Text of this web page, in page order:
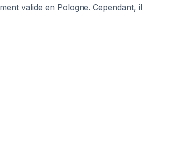
valide en Pologne. Cependant, il